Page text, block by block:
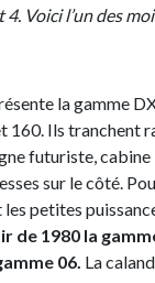
4. Voici l’un des
la gamme
160. Ils tranchent
futuriste, cabine
sur le côté.
petites
de 1980 la
06. La